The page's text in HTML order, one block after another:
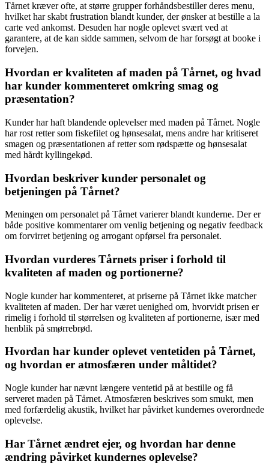
Tårnet kræver ofte, at større grupper forhåndsbestiller deres menu,
hvilket har skabt frustration blandt kunder, der ønsker at bestille a la
carte ved ankomst. Desuden har nogle oplevet svært ved at
garantere, at de kan sidde sammen, selvom de har forsøgt at booke i
forvejen.
Hvordan er kvaliteten af maden på Tårnet, og hvad
har kunder kommenteret omkring smag og
præsentation?
Kunder har haft blandende oplevelser med maden på Tårnet. Nogle
har rost retter som fiskefilet og hønsesalat, mens andre har kritiseret
smagen og præsentationen af retter som rødspætte og hønsesalat
med hårdt kyllingekød.
Hvordan beskriver kunder personalet og
betjeningen på Tårnet?
Meningen om personalet på Tårnet varierer blandt kunderne. Der er
både positive kommentarer om venlig betjening og negativ feedback
om forvirret betjening og arrogant opførsel fra personalet.
Hvordan vurderes Tårnets priser i forhold til
kvaliteten af maden og portionerne?
Nogle kunder har kommenteret, at priserne på Tårnet ikke matcher
kvaliteten af maden. Der har været uenighed om, hvorvidt prisen er
rimelig i forhold til størrelsen og kvaliteten af portionerne, især med
henblik på smørrebrød.
Hvordan har kunder oplevet ventetiden på Tårnet,
og hvordan er atmosfæren under måltidet?
Nogle kunder har nævnt længere ventetid på at bestille og få
serveret maden på Tårnet. Atmosfæren beskrives som smukt, men
med forfærdelig akustik, hvilket har påvirket kundernes overordnede
oplevelse.
Har Tårnet ændret ejer, og hvordan har denne
ændring påvirket kundernes oplevelse?